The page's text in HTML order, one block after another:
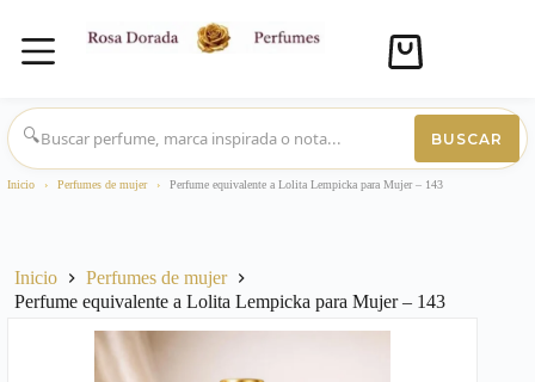
Saltar
al
contenido
Carro
compra
🔍
BUSCAR
Inicio › Perfumes de mujer › Perfume equivalente a Lolita Lempicka para Mujer – 143
Inicio
Perfumes de mujer
Perfume equivalente a Lolita Lempicka para Mujer – 143